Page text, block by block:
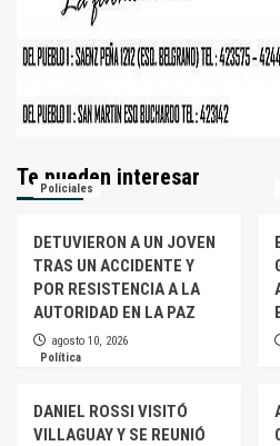
Te pueden interesar
Policiales
DETUVIERON A UN JOVEN
TRAS UN ACCIDENTE Y
POR RESISTENCIA A LA
AUTORIDAD EN LA PAZ
agosto 10, 2026
Política
DANIEL ROSSI VISITÓ
VILLAGUAY Y SE REUNIÓ